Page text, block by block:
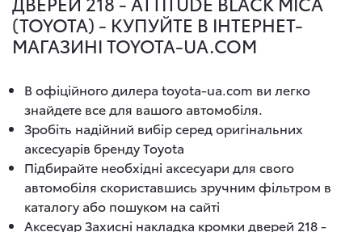
(TOYOTA) - КУПУЙТЕ В ІНТЕРНЕТ-
МАГАЗИНІ TOYOTA-UA.COM
В офіційного дилера toyota-ua.com ви легко
знайдете все для вашого автомобіля.
Зробіть надійний вибір серед оригінальних
аксесуарів бренду Toyota
Підбирайте необхідні аксесуари для свого
автомобіля скориставшись зручним фільтром в
каталогу або пошуком на сайті
Аксесуар Захисні накладка кромки дверей 218 -